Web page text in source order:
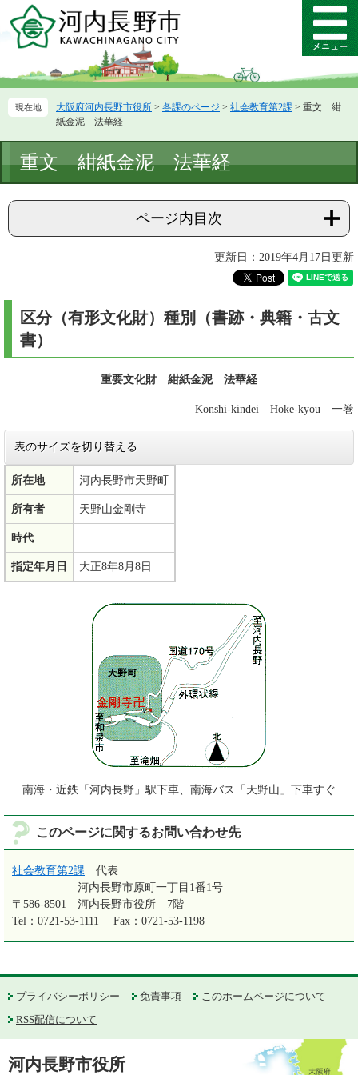
ー
先
ニ
を
て
メ
ニ
ー
大阪府河内長野市役所 > 各課のページ > 社会教育第2課 > 重文 紺
紙金泥 法華経
文
重文 紺紙金泥 法華経
ページ内目次
更新日：2019年4月17日更新
区分（有形文化財）種別（書跡・典籍・古文
書）
重要文化財 紺紙金泥 法華経
Konshi-kindei Hoke-kyou 一巻
表のサイズを切り替える
所在地 河内長野市天野町
所有者 天野山金剛寺
時代
指定年月日 大正8年8月8日
南海・近鉄「河内長野」駅下車、南海バス「天野山」下車すぐ
このページに関するお問い合わせ先
社会教育第2課 代表
〒586-8501
河内長野市原町一丁目1番1号
河内長野市役所 7階
Tel：0721-53-1111
Fax：0721-53-1198
プライバシーポリシー 免責事項
このホームページについて
RSS配信について
河内長野市役所